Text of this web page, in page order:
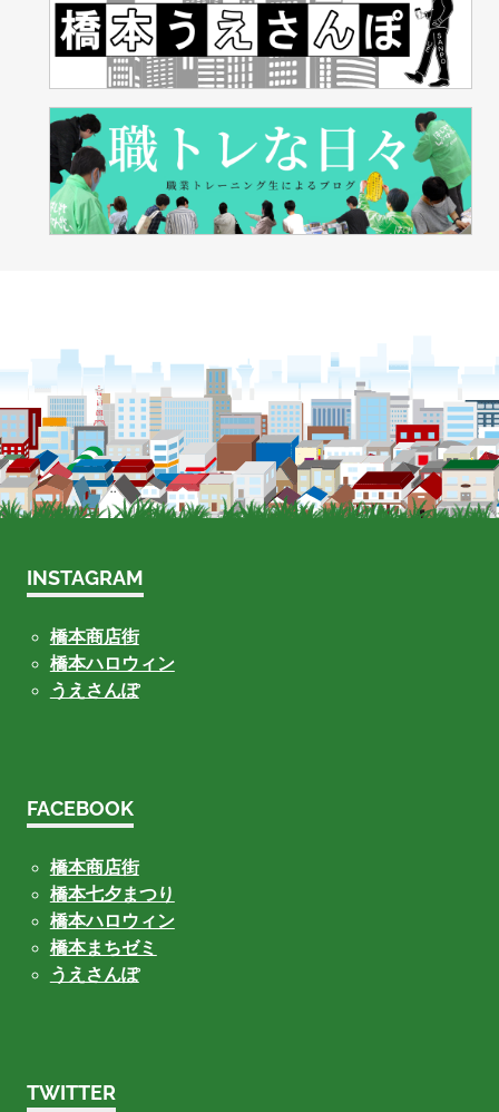
INSTAGRAM
橋本商店街
橋本ハロウィン
うえさんぽ
FACEBOOK
橋本商店街
橋本七夕まつり
橋本ハロウィン
橋本まちゼミ
うえさんぽ
TWITTER